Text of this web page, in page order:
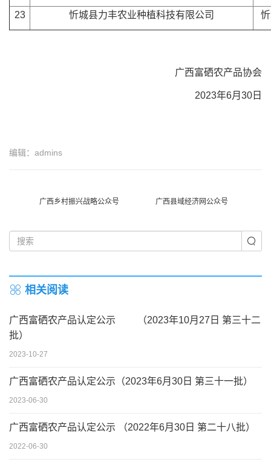
23 忻城县力丰农业种植科技有限公司
广西富硒农产品协会
2023年6月30日
编辑：admins
广西乡村振兴战略公众号 广西县域经济网公众号
相关阅读
广西富硒农产品认定公示 （2023年10月27日 第三十二
批）
2023-10-27
广西富硒农产品认定公示（2023年6月30日 第三十一批）
2023-06-30
广西富硒农产品认定公示 （2022年6月30日 第二十八批）
2022-06-30